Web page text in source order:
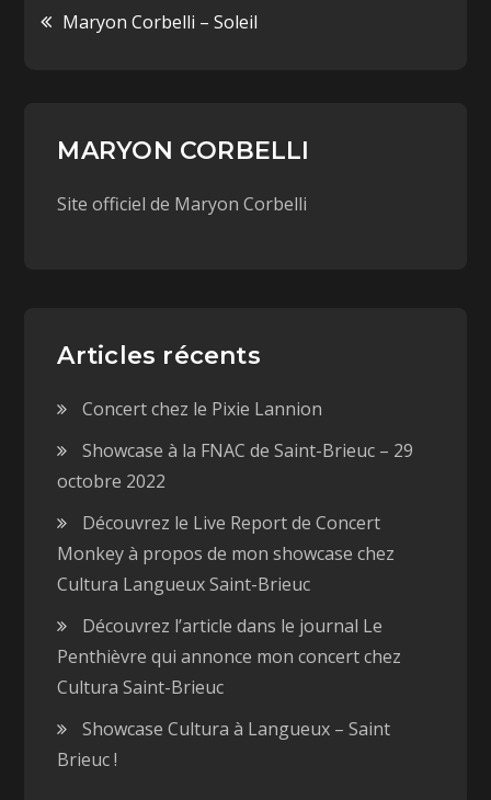
Maryon Corbelli – Soleil
MARYON CORBELLI
Site officiel de Maryon Corbelli
Articles récents
Concert chez le Pixie Lannion
Showcase à la FNAC de Saint-Brieuc – 29
octobre 2022
Découvrez le Live Report de Concert
Monkey à propos de mon showcase chez
Cultura Langueux Saint-Brieuc
Découvrez l’article dans le journal Le
Penthièvre qui annonce mon concert chez
Cultura Saint-Brieuc
Showcase Cultura à Langueux – Saint
Brieuc !